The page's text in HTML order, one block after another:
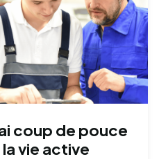
coup de pouce
vie active